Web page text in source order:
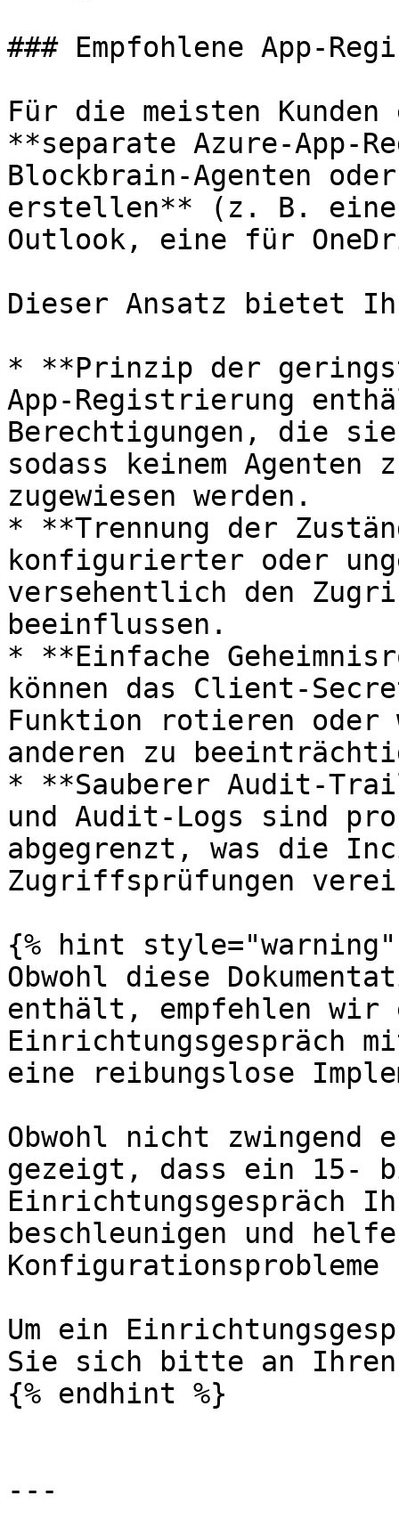
### Empfohlene App-
Für die meisten
**separate Azure-App-
Blockbrain-Agenten
erstellen** (z. B.
Outlook, eine für
Dieser Ansatz bietet
* **Prinzip der
App-Registrierung
Berechtigungen, die
sodass keinem
zugewiesen werden.
* **Trennung der
konfigurierter oder
versehentlich den
beeinflussen.
* **Einfache
können das Client-
Funktion rotieren oder
anderen zu
* **Sauberer Audit-
und Audit-Logs sind
abgegrenzt, was die
Zugriffsprüfungen
{% hint style="warning"
Obwohl diese
enthält, empfehlen wir
Einrichtungsgespräch
eine reibungslose
Obwohl nicht
gezeigt, dass ein 15-
Einrichtungsgespräch
beschleunigen und
Konfigurationsprobleme
Um ein
Sie sich bitte an Ihren
{% endhint %}
---